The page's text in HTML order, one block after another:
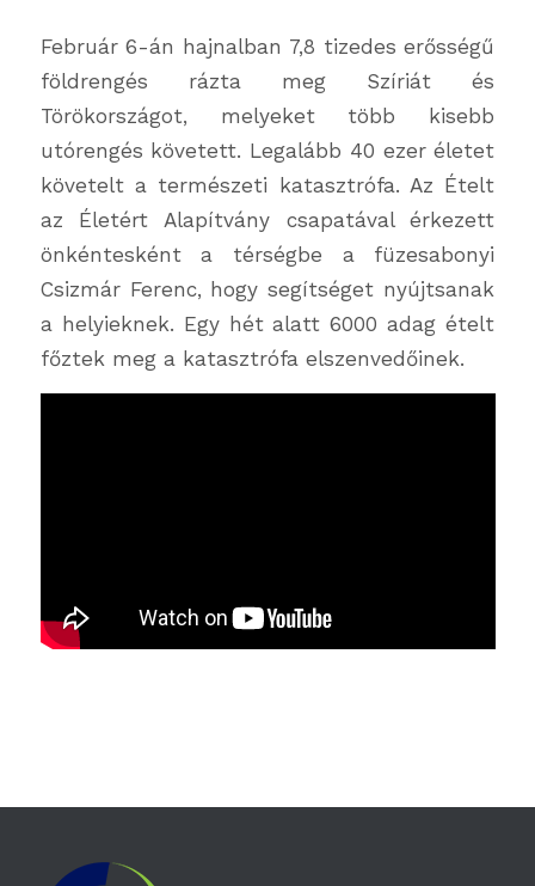
Február 6-án hajnalban 7,8 tizedes erősségű
földrengés rázta meg Szíriát és
Törökországot, melyeket több kisebb
utórengés követett. Legalább 40 ezer életet
követelt a természeti katasztrófa. Az Ételt
az Életért Alapítvány csapatával érkezett
önkéntesként a térségbe a füzesabonyi
Csizmár Ferenc, hogy segítséget nyújtsanak
a helyieknek. Egy hét alatt 6000 adag ételt
főztek meg a katasztrófa elszenvedőinek.